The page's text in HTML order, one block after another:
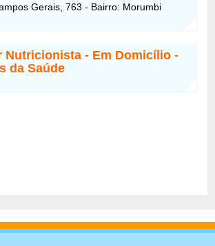
Gerais, 763 - Bairro: Morumbi
Nutricionista - Em Domicílio -
da Saúde